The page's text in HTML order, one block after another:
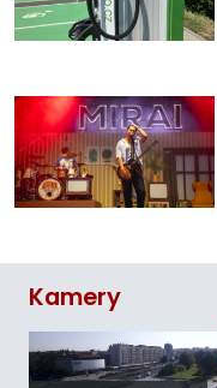
Kamery